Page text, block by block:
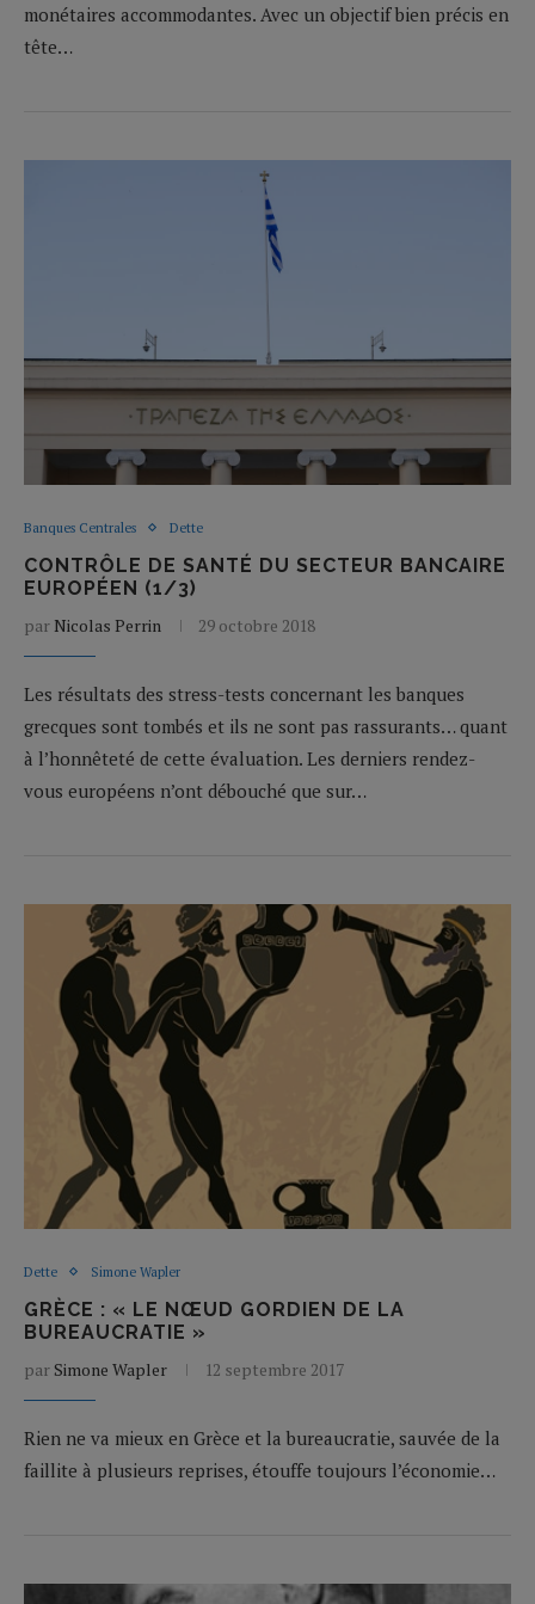
monétaires accommodantes. Avec un objectif bien précis en
tête…
Banques Centrales Dette
CONTRÔLE DE SANTÉ DU SECTEUR BANCAIRE
EUROPÉEN (1/3)
par Nicolas Perrin 29 octobre 2018
Les résultats des stress-tests concernant les banques
grecques sont tombés et ils ne sont pas rassurants… quant
à l’honnêteté de cette évaluation. Les derniers rendez-
vous européens n’ont débouché que sur…
Dette Simone Wapler
GRÈCE : « LE NŒUD GORDIEN DE LA
BUREAUCRATIE »
par Simone Wapler 12 septembre 2017
Rien ne va mieux en Grèce et la bureaucratie, sauvée de la
faillite à plusieurs reprises, étouffe toujours l’économie…